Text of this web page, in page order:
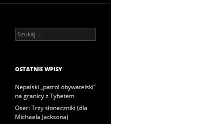
Szukaj:
OSTATNIE WPISY
Nepalski „patrol obywatelski”
na granicy z Tybetem
Oser: Trzy słoneczniki (dla
Michaela Jacksona)